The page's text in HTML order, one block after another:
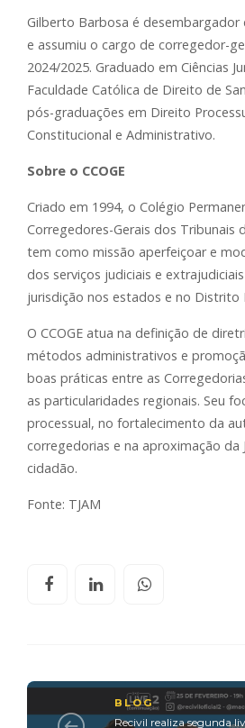
Gilberto Barbosa é desembargador
e assumiu o cargo de corregedor-
2024/2025. Graduado em Ciências
Faculdade Católica de Direito de
pós-graduações em Direito
Constitucional e Administrativo.
Sobre o CCOGE
Criado em 1994, o Colégio
Corregedores-Gerais dos Tribunais
tem como missão aperfeiçoar e
dos serviços judiciais e
jurisdição nos estados e no Distrito
O CCOGE atua na definição de
métodos administrativos e
boas práticas entre as
as particularidades regionais. Seu
processual, no fortalecimento da
corregedorias e na aproximação da
cidadão.
Fonte: TJAM
BLOG
Recivil realiza segunda